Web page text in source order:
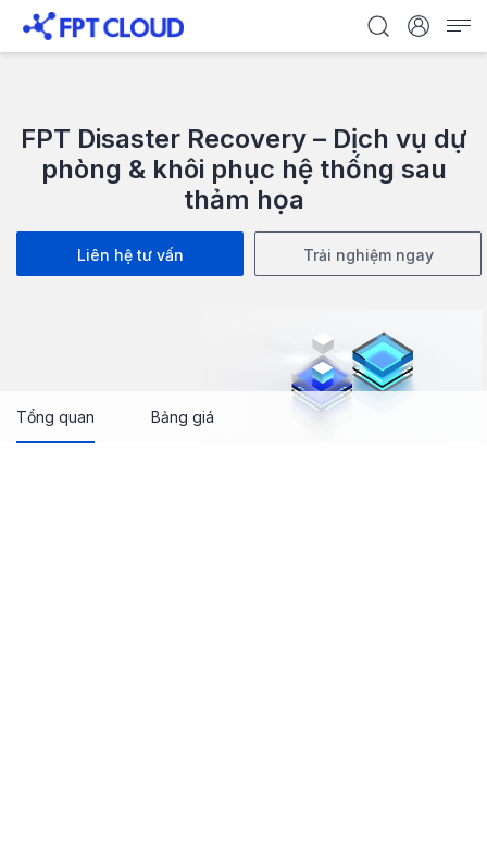
FPT Disaster Recovery – Dịch vụ dự
phòng & khôi phục hệ thống sau
thảm họa
Liên hệ tư vấn Trải nghiệm ngay
Tổng quan Bảng giá